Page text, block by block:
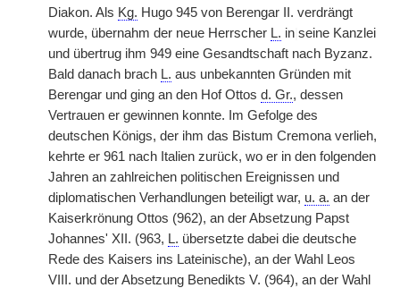
Diakon. Als Kg. Hugo 945 von Berengar II. verdrängt
wurde, übernahm der neue Herrscher L. in seine Kanzlei
und übertrug ihm 949 eine Gesandtschaft nach Byzanz.
Bald danach brach L. aus unbekannten Gründen mit
Berengar und ging an den Hof Ottos d. Gr., dessen
Vertrauen er gewinnen konnte. Im Gefolge des
deutschen Königs, der ihm das Bistum Cremona verlieh,
kehrte er 961 nach Italien zurück, wo er in den folgenden
Jahren an zahlreichen politischen Ereignissen und
diplomatischen Verhandlungen beteiligt war, u. a. an der
Kaiserkrönung Ottos (962), an der Absetzung Papst
Johannes' XII. (963, L. übersetzte dabei die deutsche
Rede des Kaisers ins Lateinische), an der Wahl Leos
VIII. und der Absetzung Benedikts V. (964), an der Wahl